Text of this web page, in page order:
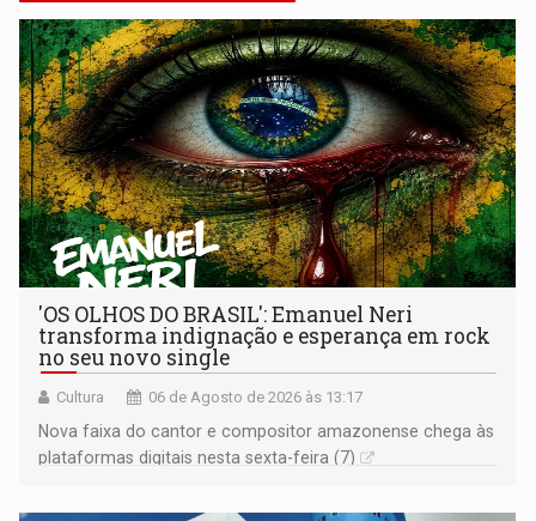
'OS OLHOS DO BRASIL': Emanuel Neri
transforma indignação e esperança em rock
no seu novo single
Cultura 06 de Agosto de 2026 às 13:17
Nova faixa do cantor e compositor amazonense chega às
plataformas digitais nesta sexta-feira (7)